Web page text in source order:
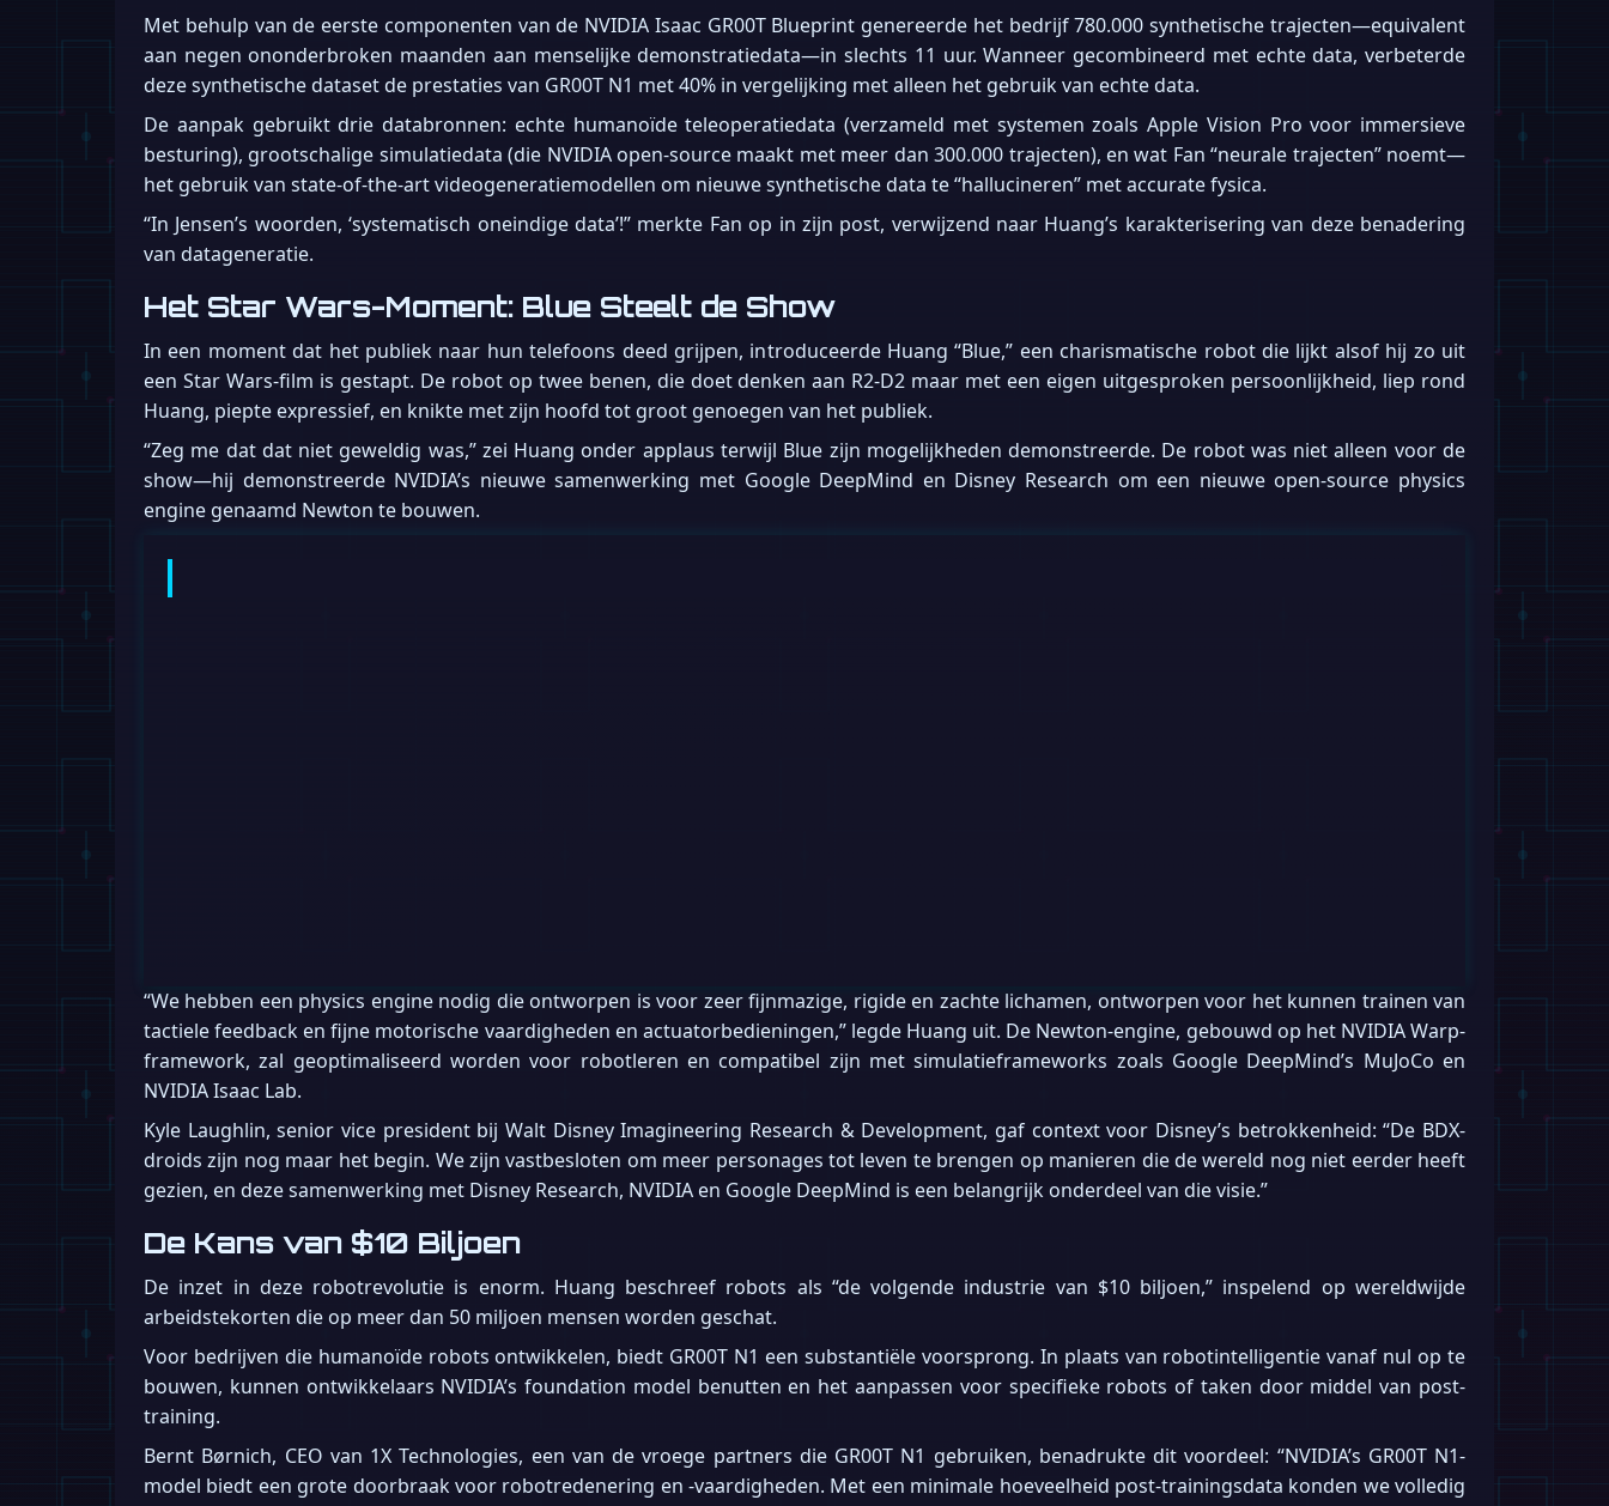
Met behulp van de eerste componenten van de NVIDIA Isaac GR00T Blueprint genereerde het bedrijf 780.000 synthetische trajecten—equivalent
aan negen ononderbroken maanden aan menselijke demonstratiedata—in slechts 11 uur. Wanneer gecombineerd met echte data, verbeterde
deze synthetische dataset de prestaties van GR00T N1 met 40% in vergelijking met alleen het gebruik van echte data.
De aanpak gebruikt drie databronnen: echte humanoïde teleoperatiedata (verzameld met systemen zoals Apple Vision Pro voor immersieve
besturing), grootschalige simulatiedata (die NVIDIA open-source maakt met meer dan 300.000 trajecten), en wat Fan “neurale trajecten” noemt—
het gebruik van state-of-the-art videogeneratiemodellen om nieuwe synthetische data te “hallucineren” met accurate fysica.
“In Jensen’s woorden, ‘systematisch oneindige data’!” merkte Fan op in zijn post, verwijzend naar Huang’s karakterisering van deze benadering
van datageneratie.
Het Star Wars-Moment: Blue Steelt de Show
In een moment dat het publiek naar hun telefoons deed grijpen, introduceerde Huang “Blue,” een charismatische robot die lijkt alsof hij zo uit
een Star Wars-film is gestapt. De robot op twee benen, die doet denken aan R2-D2 maar met een eigen uitgesproken persoonlijkheid, liep rond
Huang, piepte expressief, en knikte met zijn hoofd tot groot genoegen van het publiek.
“Zeg me dat dat niet geweldig was,” zei Huang onder applaus terwijl Blue zijn mogelijkheden demonstreerde. De robot was niet alleen voor de
show—hij demonstreerde NVIDIA’s nieuwe samenwerking met Google DeepMind en Disney Research om een nieuwe open-source physics
engine genaamd Newton te bouwen.
“We hebben een physics engine nodig die ontworpen is voor zeer fijnmazige, rigide en zachte lichamen, ontworpen voor het kunnen trainen van
tactiele feedback en fijne motorische vaardigheden en actuatorbedieningen,” legde Huang uit. De Newton-engine, gebouwd op het NVIDIA Warp-
framework, zal geoptimaliseerd worden voor robotleren en compatibel zijn met simulatieframeworks zoals Google DeepMind’s MuJoCo en
NVIDIA Isaac Lab.
Kyle Laughlin, senior vice president bij Walt Disney Imagineering Research & Development, gaf context voor Disney’s betrokkenheid: “De BDX-
droids zijn nog maar het begin. We zijn vastbesloten om meer personages tot leven te brengen op manieren die de wereld nog niet eerder heeft
gezien, en deze samenwerking met Disney Research, NVIDIA en Google DeepMind is een belangrijk onderdeel van die visie.”
De Kans van $10 Biljoen
De inzet in deze robotrevolutie is enorm. Huang beschreef robots als “de volgende industrie van $10 biljoen,” inspelend op wereldwijde
arbeidstekorten die op meer dan 50 miljoen mensen worden geschat.
Voor bedrijven die humanoïde robots ontwikkelen, biedt GR00T N1 een substantiële voorsprong. In plaats van robotintelligentie vanaf nul op te
bouwen, kunnen ontwikkelaars NVIDIA’s foundation model benutten en het aanpassen voor specifieke robots of taken door middel van post-
training.
Bernt Børnich, CEO van 1X Technologies, een van de vroege partners die GR00T N1 gebruiken, benadrukte dit voordeel: “NVIDIA’s GR00T N1-
model biedt een grote doorbraak voor robotredenering en -vaardigheden. Met een minimale hoeveelheid post-trainingsdata konden we volledig